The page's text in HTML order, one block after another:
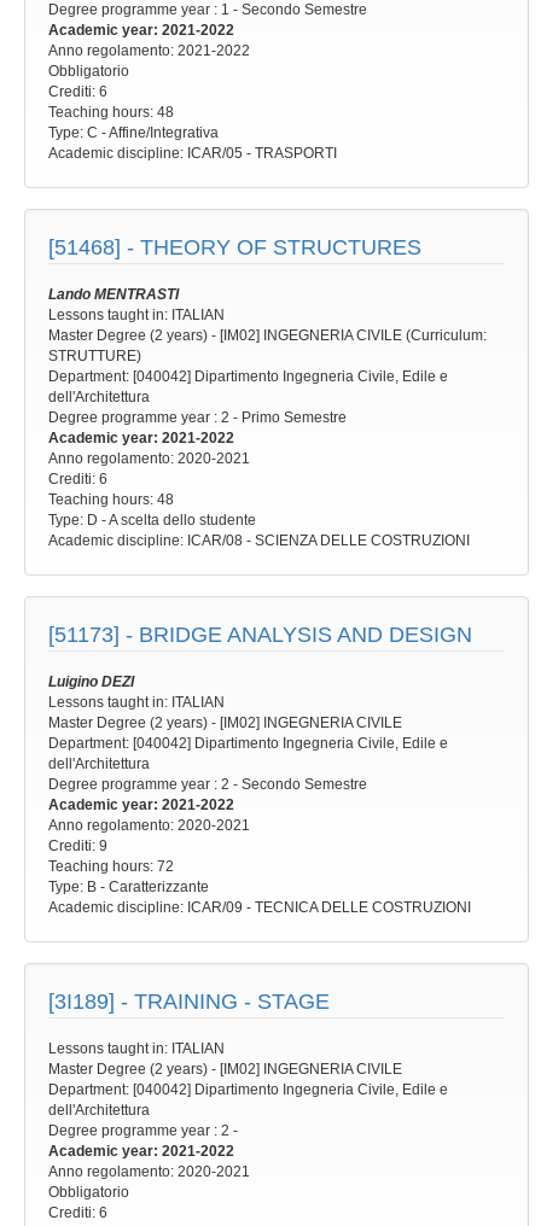
Degree programme year : 1 - Secondo Semestre
Academic year: 2021-2022
Anno regolamento: 2021-2022
Obbligatorio
Crediti: 6
Teaching hours: 48
Type: C - Affine/Integrativa
Academic discipline: ICAR/05 - TRASPORTI
[51468] - THEORY OF STRUCTURES
Lando MENTRASTI
Lessons taught in: ITALIAN
Master Degree (2 years) - [IM02] INGEGNERIA CIVILE (Curriculum:
STRUTTURE)
Department: [040042] Dipartimento Ingegneria Civile, Edile e
dell'Architettura
Degree programme year : 2 - Primo Semestre
Academic year: 2021-2022
Anno regolamento: 2020-2021
Crediti: 6
Teaching hours: 48
Type: D - A scelta dello studente
Academic discipline: ICAR/08 - SCIENZA DELLE COSTRUZIONI
[51173] - BRIDGE ANALYSIS AND DESIGN
Luigino DEZI
Lessons taught in: ITALIAN
Master Degree (2 years) - [IM02] INGEGNERIA CIVILE
Department: [040042] Dipartimento Ingegneria Civile, Edile e
dell'Architettura
Degree programme year : 2 - Secondo Semestre
Academic year: 2021-2022
Anno regolamento: 2020-2021
Crediti: 9
Teaching hours: 72
Type: B - Caratterizzante
Academic discipline: ICAR/09 - TECNICA DELLE COSTRUZIONI
[3I189] - TRAINING - STAGE
Lessons taught in: ITALIAN
Master Degree (2 years) - [IM02] INGEGNERIA CIVILE
Department: [040042] Dipartimento Ingegneria Civile, Edile e
dell'Architettura
Degree programme year : 2 -
Academic year: 2021-2022
Anno regolamento: 2020-2021
Obbligatorio
Crediti: 6